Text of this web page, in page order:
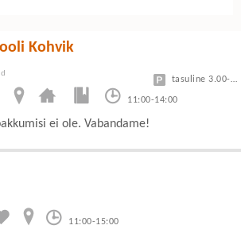
Kohvik
11:00-14:00
tasuline 3.00-7.50
ei ole. Vabandame!
11:00-15:00